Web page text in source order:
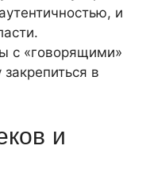
и
с «говорящими»
в
и